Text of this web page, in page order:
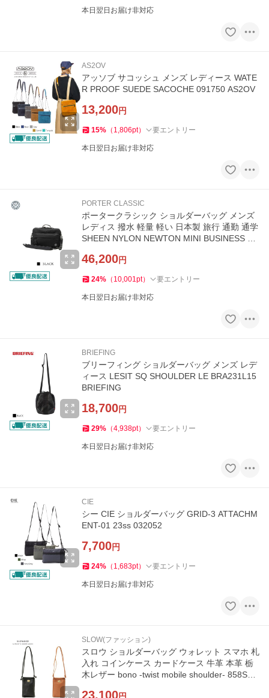
本日翌日お届け非対応
AS2OV
アッソブ サコッシュ メンズ レディース WATE
R PROOF SUEDE SACOCHE 091750 AS2OV
13,200円
15% （ 1,806pt） 要エントリー
本日翌日お届け非対応
PORTER CLASSIC
ポータークラシック ショルダーバッグ メンズ
レディス 撥水 軽量 軽い 日本製 旅行 通勤 通学
SHEEN NYLON NEWTON MINI BUSINESS SH
46,200円
24% （ 10,001pt） 要エントリー
本日翌日お届け非対応
BRIEFING
ブリーフィング ショルダーバッグ メンズ レデ
ィース LESIT SQ SHOULDER LE BRA231L15
BRIEFING
18,700円
29% （4,938pt） 要エントリー
本日翌日お届け非対応
CIE
シー CIE ショルダーバッグ GRID-3 ATTACHM
ENT-01 23ss 032052
7,700円
24% （ 1,683pt） 要エントリー
本日翌日お届け非対応
SLOW(ファッション)
スロウ ショルダーバッグ ウォレット スマホ 札
入れ コインケース カードケース 牛革 本革 栃
木レザー bono -twist mobile shoulder- 858S05
23,100